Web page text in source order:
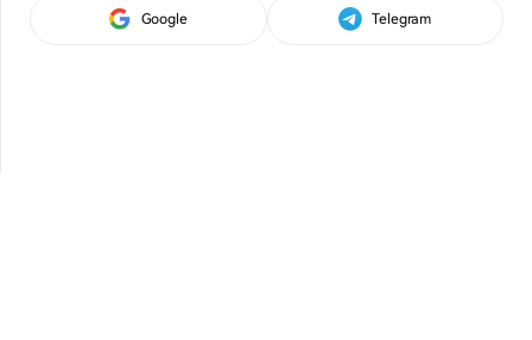
Google Telegram